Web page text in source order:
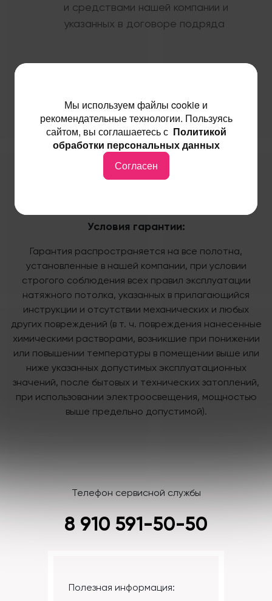
и средствами нашей компании и
указанных в договоре подряда
Гарантийный срок на монтажные
работы
Условия гарантии:
Гарантия распространяется на все полотна,
установленные в нашей компании, при условии
строгого соблюдения всех правил эксплуатации
натяжного потолка, указанных в прилагающийся
инструкции и отсутствии механических и любых
других повреждений (в т. ч. повреждения нанесенные
химическими растворами, возникшие при понижении
или повышении температуры в помещении выше или
ниже указанных допустимых эксплуатационных
значений, после бытовых и технических затоплений,
при использовании электроосвещения, мощностью
выше предельно допустимой).
Телефон сервисной службы
8 910 591-50-50
Полезная информация:
Мы используем файлы cookie и
рекомендательные технологии. Пользуясь
сайтом, вы соглашаетесь с Политикой
обработки персональных данных
Согласен